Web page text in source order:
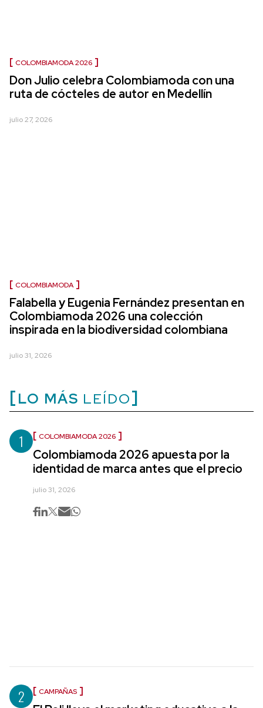
COLOMBIAMODA 2026
Don Julio celebra Colombiamoda con una
ruta de cócteles de autor en Medellín
julio 27, 2026
COLOMBIAMODA
Falabella y Eugenia Fernández presentan en
Colombiamoda 2026 una colección
inspirada en la biodiversidad colombiana
julio 31, 2026
LO MÁS LEÍDO
1 COLOMBIAMODA 2026
Colombiamoda 2026 apuesta por la
identidad de marca antes que el precio
julio 31, 2026
2 CAMPAÑAS